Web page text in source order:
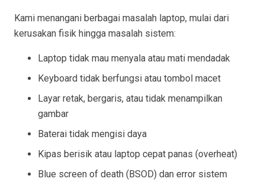
Kami menangani berbagai masalah laptop, mulai dari
kerusakan fisik hingga masalah sistem:
Laptop tidak mau menyala atau mati mendadak
Keyboard tidak berfungsi atau tombol macet
Layar retak, bergaris, atau tidak menampilkan
gambar
Baterai tidak mengisi daya
Kipas berisik atau laptop cepat panas (overheat)
Blue screen of death (BSOD) dan error sistem